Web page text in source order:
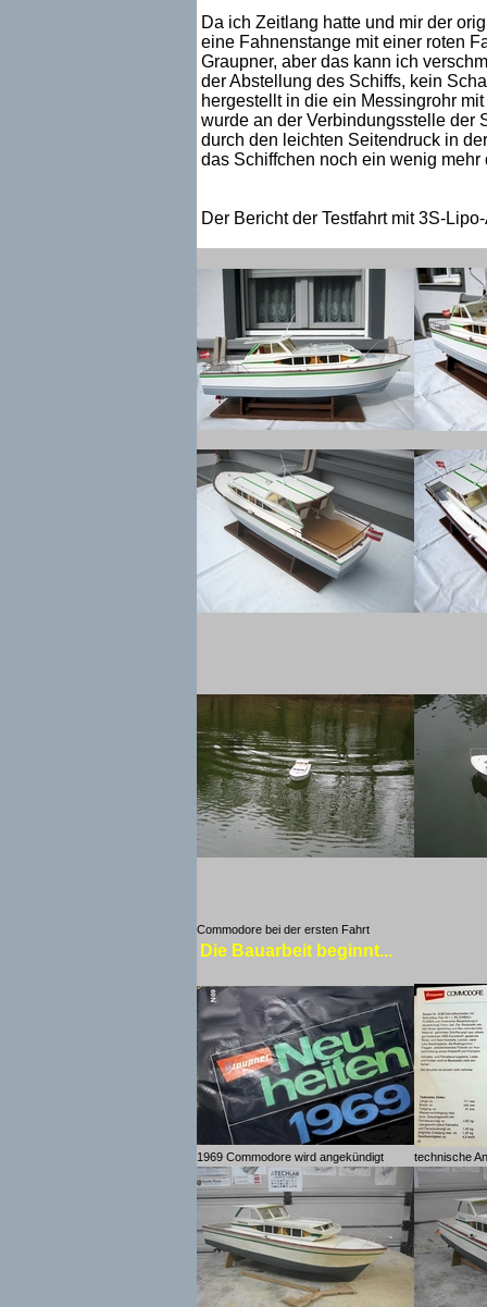
Da ich Zeitlang hatte und mir der
eine Fahnenstange mit einer roten
Graupner, aber das kann ich
der Abstellung des Schiffs, kein
hergestellt in die ein Messingrohr
wurde an der Verbindungsstelle der
durch den leichten Seitendruck in
das Schiffchen noch ein wenig
Der Bericht der Testfahrt mit 3S-
Commodore bei der ersten Fahrt
Die Bauarbeit beginnt...
1969 Commodore wird angekündigt technische